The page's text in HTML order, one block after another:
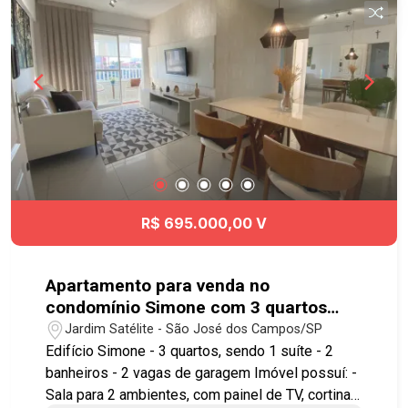
essenciais. Agende já sua visita!! #imobiliaria
#geraçãoimóveis #aptovenda #aptovendaSJC
#elevador
R$ 695.000,00 V
Apartamento para venda no
condomínio Simone com 3 quartos
sendo 1 suíte - 82 m² - No bairro
Jardim Satélite - SJC
Jardim Satélite - São José dos Campos/SP
Edifício Simone - 3 quartos, sendo 1 suíte - 2
banheiros - 2 vagas de garagem Imóvel possuí: -
Sala para 2 ambientes, com painel de TV, cortina